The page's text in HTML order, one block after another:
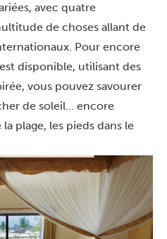
avec quatre
de choses allant de
Pour encore
disponible, utilisant des
vous pouvez savourer
de soleil… encore
plage, les pieds dans le